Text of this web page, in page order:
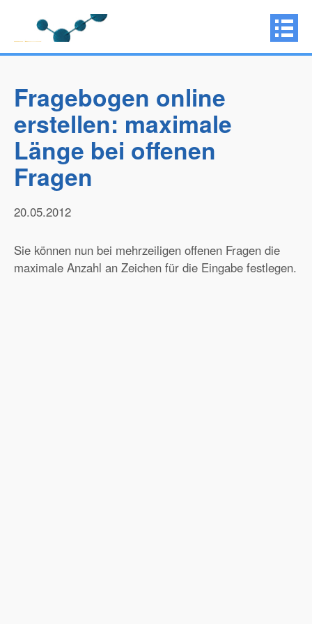
Fragebogen online
erstellen: maximale
Länge bei offenen
Fragen
20.05.2012
Sie können nun bei mehrzeiligen offenen Fragen die
maximale Anzahl an Zeichen für die Eingabe festlegen.